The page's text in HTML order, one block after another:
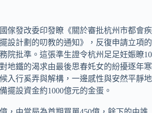
發改委印發瞭《關於審批杭州市都會疾
設計劃的叨教的通知》，反復申請立項的
院批準。這張準生證令杭州足足妊娠瞭10
地鐵的渴求由最後思春奼女的紛擾逐年寒
入行奚弄與解構，一邊感性與安然平靜地
擺設資金約1000億元的金蛋。